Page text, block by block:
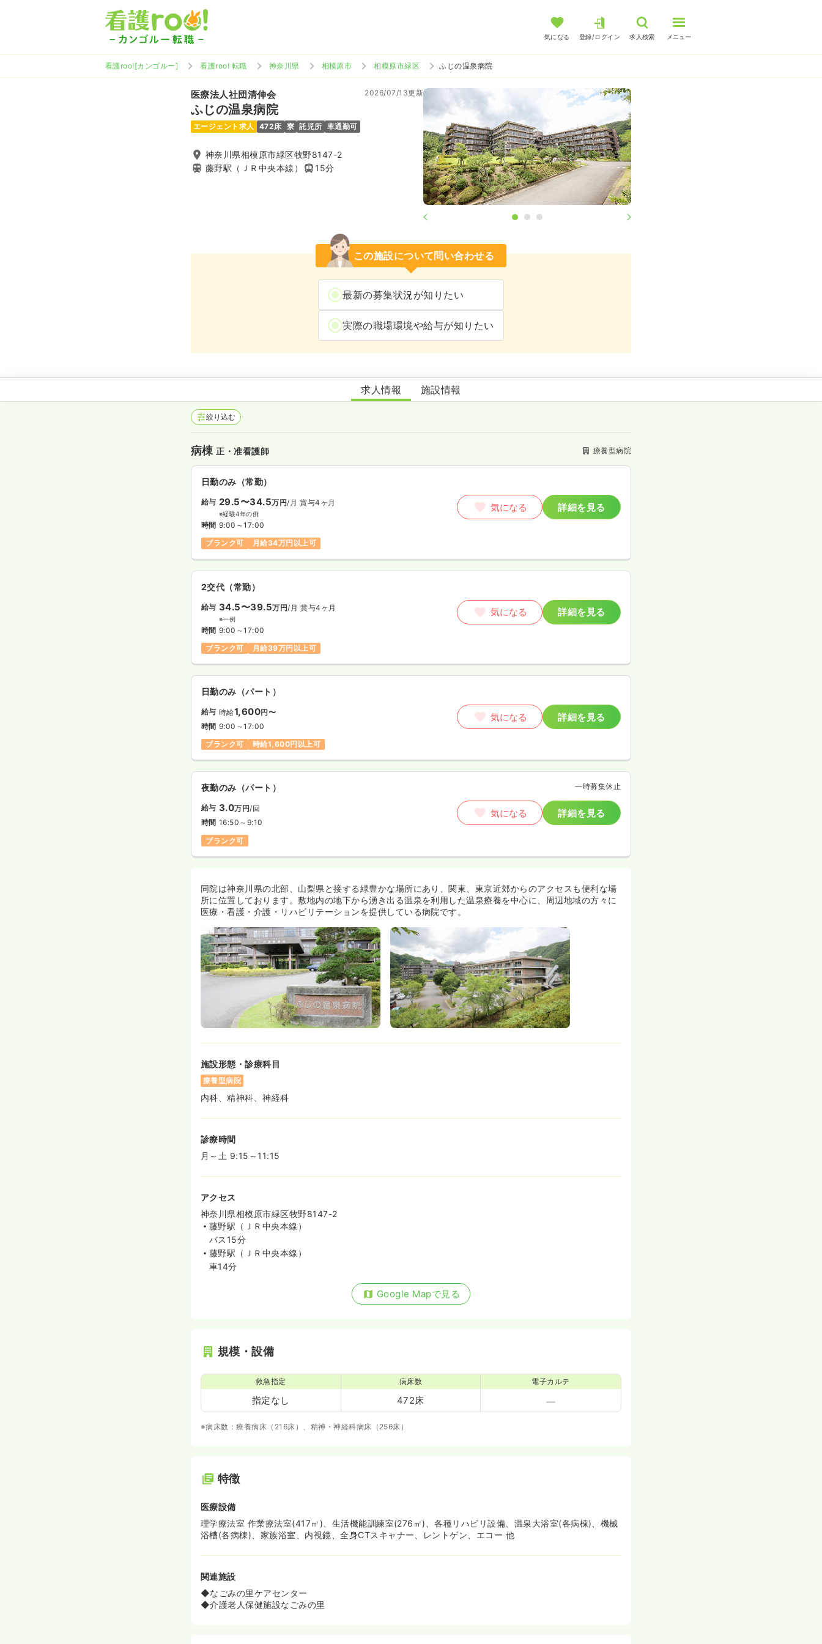
気になる 登録/ログイン 求人検索 メニュー
看護roo![カンゴルー] 看護roo! 転職 神奈川県 相模原市 相模原市緑区 ふじの温泉病院
医療法人社団清伸会
ふじの温泉病院
2026/07/13更新
エージェント求人 472床 寮 託児所 車通勤可
神奈川県相模原市緑区牧野8147-2
藤野駅（ＪＲ中央本線）
15分
この施設について問い合わせる
最新の募集状況が知りたい
実際の職場環境や給与が知りたい
ふじの温泉病院
求人情報 施設情報
絞り込む
病棟正・准看護師 療養型病院
日勤のみ（常勤）
給与 29.5〜34.5万円/月 賞与4ヶ月
※経験4年の例
時間 9:00～17:00
ブランク可
月給34万円以上可
気になる 詳細を見る
2交代（常勤）
給与 34.5〜39.5万円/月 賞与4ヶ月
※一例
時間 9:00～17:00
ブランク可
月給39万円以上可
気になる 詳細を見る
日勤のみ（パート）
給与 時給1,600円〜
時間 9:00～17:00
ブランク可
時給1,600円以上可
気になる 詳細を見る
夜勤のみ（パート） 一時募集休止
給与 3.0万円/回
時間 16:50～9:10
ブランク可
気になる 詳細を見る
同院は神奈川県の北部、山梨県と接する緑豊かな場所にあり、関東、東京近郊からのアクセスも便利な場
所に位置しております。敷地内の地下から湧き出る温泉を利用した温泉療養を中心に、周辺地域の方々に
医療・看護・介護・リハビリテーションを提供している病院です。
施設形態・診療科目
療養型病院
内科、精神科、神経科
診療時間
月～土 9:15～11:15
アクセス
神奈川県相模原市緑区牧野8147-2
藤野駅（ＪＲ中央本線）
バス15分
藤野駅（ＪＲ中央本線）
車14分
Google Mapで見る
規模・設備
救急指定
指定なし
病床数
472床
電子カルテ
※病床数：療養病床（216床）、精神・神経科病床（256床）
特徴
医療設備
理学療法室 作業療法室(417㎡)、生活機能訓練室(276㎡)、各種リハビリ設備、温泉大浴室(各病棟)、機械
浴槽(各病棟)、家族浴室、内視鏡、全身CTスキャナー、レントゲン、エコー 他
関連施設
◆なごみの里ケアセンター
◆介護老人保健施設なごみの里